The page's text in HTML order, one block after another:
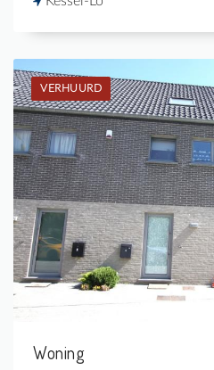
VERHUURD
Verhuurd:
3
1
Woning